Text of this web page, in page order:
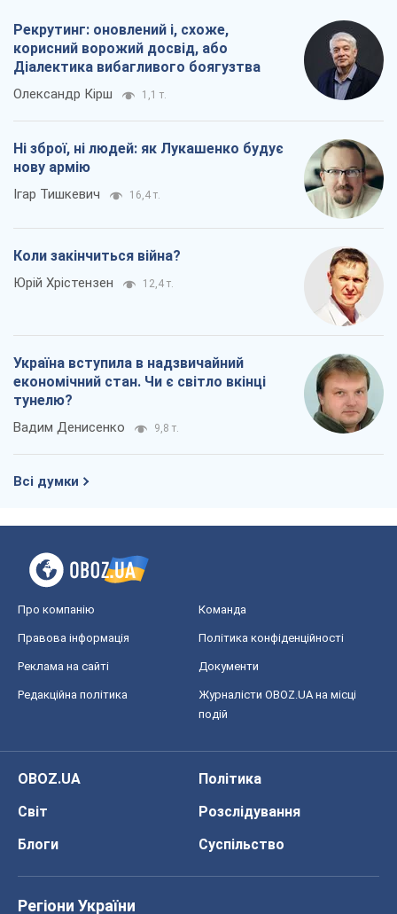
Рекрутинг: оновлений і, схоже,
корисний ворожий досвід, або
Діалектика вибагливого боягузтва
Олександр Кірш 1,1 т.
Ні зброї, ні людей: як Лукашенко будує
нову армію
Ігар Тишкевич 16,4 т.
Коли закінчиться війна?
Юрій Хрістензен 12,4 т.
Україна вступила в надзвичайний
економічний стан. Чи є світло вкінці
тунелю?
Вадим Денисенко 9,8 т.
Всі думки
Про компанію Команда
Правова інформація Політика конфіденційності
Реклама на сайті Документи
Редакційна політика
Журналісти OBOZ.UA на місці
подій
OBOZ.UA
Політика
Світ
Розслідування
Блоги
Суспільство
Регіони України